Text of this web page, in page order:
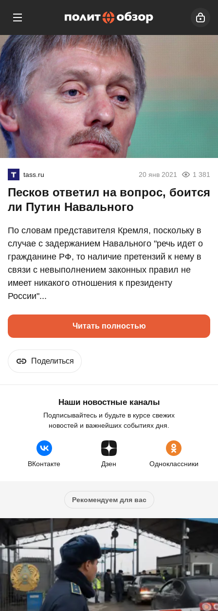
tass.ru 20 янв 2021 1 381
Песков ответил на вопрос, боится
ли Путин Навального
По словам представителя Кремля, поскольку в
случае с задержанием Навального "речь идет о
гражданине РФ, то наличие претензий к нему в
связи с невыполнением законных правил не
имеет никакого отношения к президенту
России"...
Читать полностью
Поделиться
Наши новостные каналы
Подписывайтесь и будьте в курсе свежих
новостей и важнейших событиях дня.
ВКонтакте Дзен Одноклассники
Рекомендуем для вас